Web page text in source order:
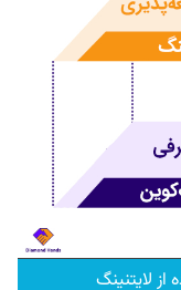
لایتنینگ